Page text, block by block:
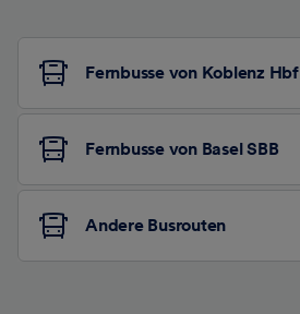
Fernbusse von Koblenz Hbf
Fernbusse von Basel SBB
Andere Busrouten